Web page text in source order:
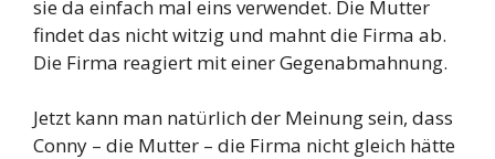
sie da einfach mal eins verwendet. Die Mutter
findet das nicht witzig und mahnt die Firma ab.
Die Firma reagiert mit einer Gegenabmahnung.
Jetzt kann man natürlich der Meinung sein, dass
Conny – die Mutter – die Firma nicht gleich hätte